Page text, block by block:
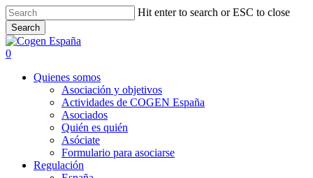
Skip
to
main
content
Hit enter to search or ESC to close
Search
Close
Search
search
0
Quienes somos
Asociación y objetivos
Actividades de COGEN España
Asociados
Quién es quién
Asóciate
Formulario para asociarse
Regulación